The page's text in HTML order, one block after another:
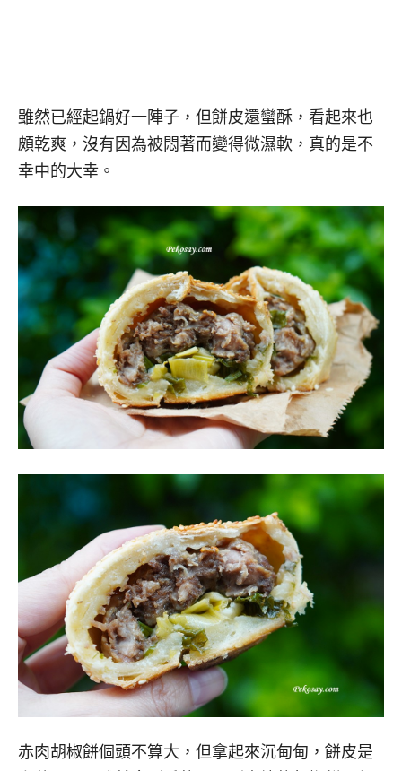
雖然已經起鍋好一陣子，但餅皮還蠻酥，看起來也
頗乾爽，沒有因為被悶著而變得微濕軟，真的是不
幸中的大幸。
赤肉胡椒餅個頭不算大，但拿起來沉甸甸，餅皮是